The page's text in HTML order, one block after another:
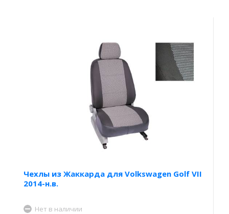
Чехлы из Жаккарда для Volkswagen Golf VII
2014-н.в.
Нет в наличии